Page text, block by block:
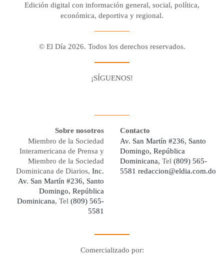
Edición digital con información general, social, política,
económica, deportiva y regional.
© El Día 2026. Todos los derechos reservados.
¡SÍGUENOS!
Sobre nosotros
Miembro de la Sociedad
Interamericana de Prensa y
Miembro de la Sociedad
Dominicana de Diarios, Inc.
Av. San Martín #236, Santo
Domingo, República
Dominicana, Tel (809) 565-
5581
Contacto
Av. San Martín #236, Santo
Domingo, República
Dominicana, Tel (809) 565-
5581 redaccion@eldia.com.do
Comercializado por: